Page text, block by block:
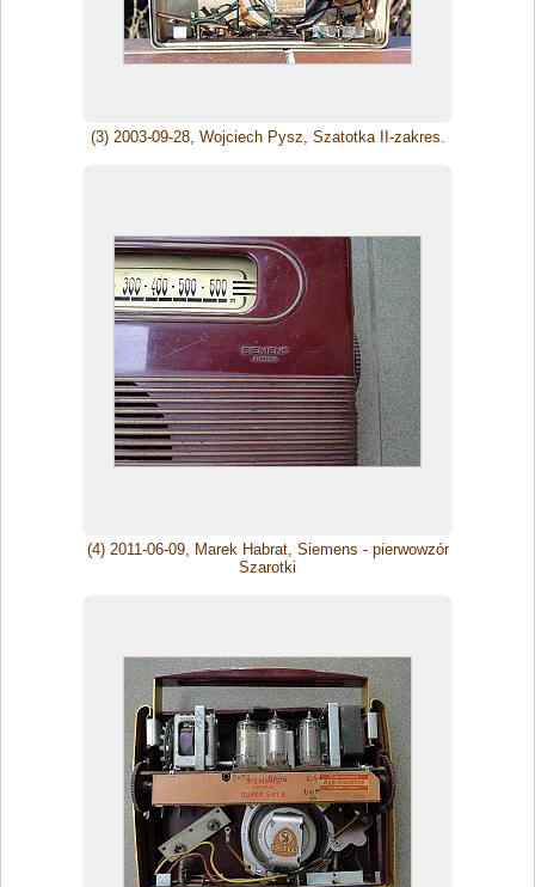
(3) 2003-09-28, Wojciech Pysz, Szatotka II-zakres.
(4) 2011-06-09, Marek Habrat, Siemens - pierwowzór
Szarotki